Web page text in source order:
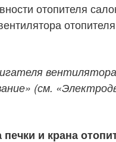
отопителя
(см.
и крана